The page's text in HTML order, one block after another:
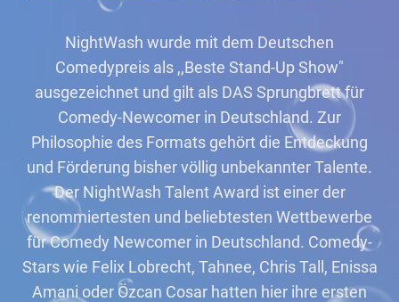
NightWash wurde mit dem Deutschen
Comedypreis als ,,Beste Stand-Up Show"
ausgezeichnet und gilt als DAS Sprungbrett für
Comedy-Newcomer in Deutschland. Zur
Philosophie des Formats gehört die Entdeckung
und Förderung bisher völlig unbekannter Talente.
Der NightWash Talent Award ist einer der
renommiertesten und beliebtesten Wettbewerbe
für Comedy Newcomer in Deutschland. Comedy-
Stars wie Felix Lobrecht, Tahnee, Chris Tall, Enissa
Amani oder Özcan Cosar hatten hier ihre ersten